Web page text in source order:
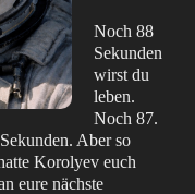
Noch 88
Sekunden
wirst du
leben.
Noch 87.
Aber so
Korolyev euch
eure nächste